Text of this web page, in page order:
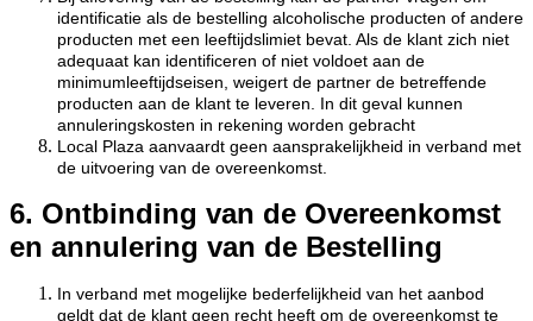
identificatie als de bestelling alcoholische producten of andere
producten met een leeftijdslimiet bevat. Als de klant zich niet
adequaat kan identificeren of niet voldoet aan de
minimumleeftijdseisen, weigert de partner de betreffende
producten aan de klant te leveren. In dit geval kunnen
annuleringskosten in rekening worden gebracht
Local Plaza aanvaardt geen aansprakelijkheid in verband met
de uitvoering van de overeenkomst.
6. Ontbinding van de Overeenkomst
en annulering van de Bestelling
In verband met mogelijke bederfelijkheid van het aanbod
geldt dat de klant geen recht heeft om de overeenkomst te